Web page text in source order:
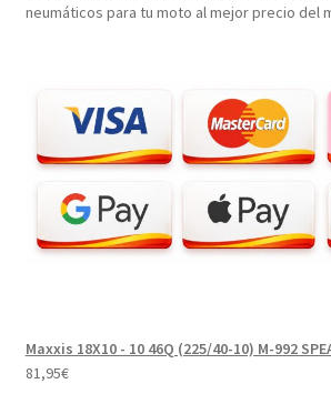
neumáticos para tu moto al mejor precio del
Maxxis 18X10 - 10 46Q (225/40-10) M-992
81,95€